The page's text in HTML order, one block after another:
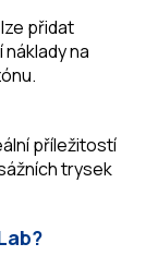
přidat
na
příležitostí
trysek